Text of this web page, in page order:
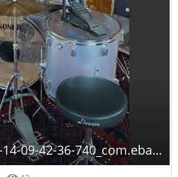
Screenshot_2024-11-14-09-42-36-740_com.ebay.kleinanzeigen-edit.jpg